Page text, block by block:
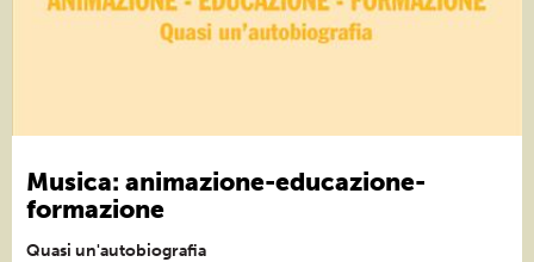
Musica: animazione-educazione-
formazione
Quasi un'autobiografia